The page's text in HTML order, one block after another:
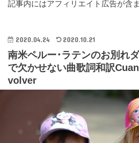
記事内にはアフィリエイト広告が含
2020.04.24 2020.10.21
南米ペルー･ラテンのお別れ
で欠かせない曲歌詞和訳
volver